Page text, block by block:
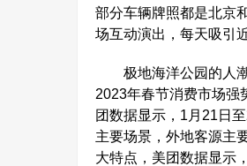
部分车辆牌照都是北京
场互动演出，每天吸引
极地海洋公园的人潮
2023年春节消费市场强
团数据显示，1月21日
主要场景，外地客源主
大特点，美团数据显示